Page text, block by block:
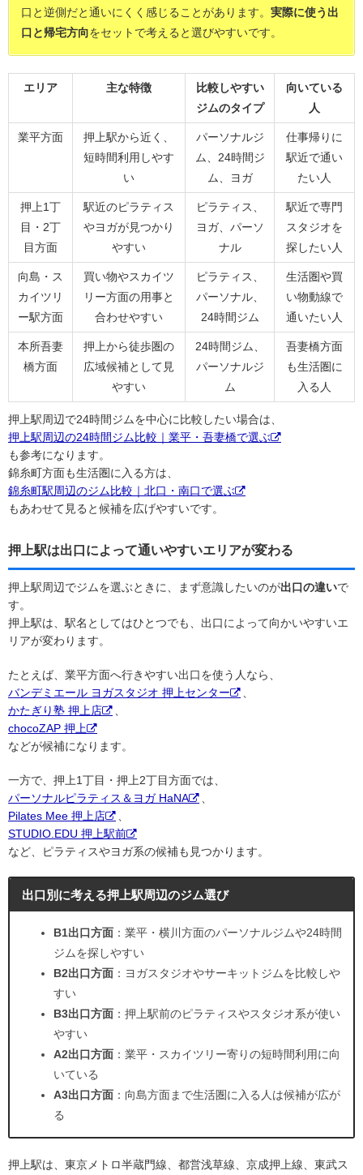
口と逆側だと通いにくく感じることがあります。 実際に使う出
口と帰宅方向をセットで考えると選びやすいです。
エリア 主な特徴
比較しやすい
ジムのタイプ
向いている
人
業平方面
押上駅から近く、
短時間利用しやす
い
パーソナルジ
ム、24時間ジ
ム、ヨガ
仕事帰りに
駅近で通い
たい人
押上1丁
目・2丁
目方面
駅近のピラティス
やヨガが見つかり
やすい
ピラティス、
ヨガ、パーソ
ナル
駅近で専門
スタジオを
探したい人
向島・ス
カイツリ
ー駅方面
買い物やスカイツ
リー方面の用事と
合わせやすい
ピラティス、
パーソナル、
24時間ジム
生活圏や買
い物動線で
通いたい人
本所吾妻
橋方面
押上から徒歩圏の
広域候補として見
やすい
24時間ジム、
パーソナルジ
ム
吾妻橋方面
も生活圏に
入る人
押上駅周辺で24時間ジムを中心に比較したい場合は、
押上駅周辺の24時間ジム比較｜業平・吾妻橋で選ぶ
も参考になります。
錦糸町方面も生活圏に入る方は、
錦糸町駅周辺のジム比較｜北口・南口で選ぶ
もあわせて見ると候補を広げやすいです。
押上駅は出口によって通いやすいエリアが変わる
押上駅周辺でジムを選ぶときに、まず意識したいのが出口の違いで
す。
押上駅は、駅名としてはひとつでも、出口によって向かいやすいエ
リアが変わります。
たとえば、業平方面へ行きやすい出口を使う人なら、
バンデミエール ヨガスタジオ 押上センター
かたぎり塾 押上店
chocoZAP 押上
などが候補になります。
一方で、押上1丁目・押上2丁目方面では、
パーソナルピラティス＆ヨガ HaNA
Pilates Mee 押上店
STUDIO.EDU 押上駅前
など、ピラティスやヨガ系の候補も見つかります。
出口別に考える押上駅周辺のジム選び
B1出口方面 ：業平・横川方面のパーソナルジムや24時間
ジムを探しやすい
B2出口方面 ：ヨガスタジオやサーキットジムを比較しや
すい
B3出口方面 ：押上駅前のピラティスやスタジオ系が使い
やすい
A2出口方面 ：業平・スカイツリー寄りの短時間利用に向
いている
A3出口方面 ：向島方面まで生活圏に入る人は候補が広が
る
押上駅は、東京メトロ半蔵門線、都営浅草線、京成押上線、東武ス